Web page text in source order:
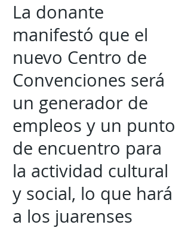
La donante
manifestó que el
nuevo Centro de
Convenciones será
un generador de
empleos y un punto
de encuentro para
la actividad cultural
y social, lo que hará
a los juarenses